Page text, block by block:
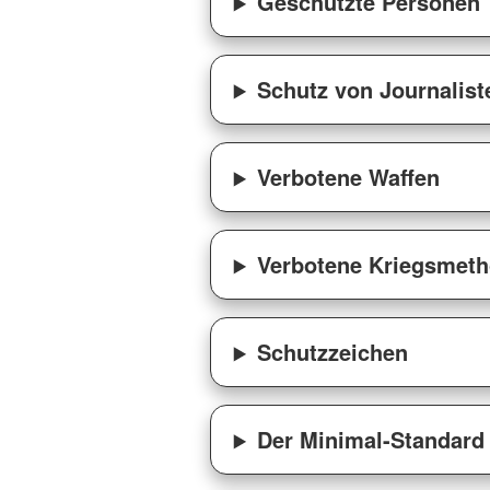
Schutz von
Verbotene Waffen
Verbotene
Schutzzeichen
Der Minimal-Standard